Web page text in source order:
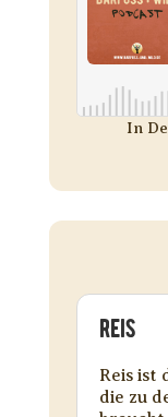
In
REIS
Reis ist
die zu